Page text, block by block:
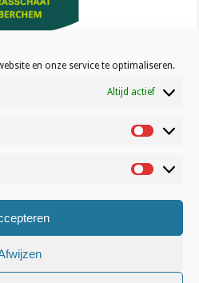
en onze service te optimaliseren.
Altijd actief
Statistisch
|Privacy|Cookies|Disclaimer